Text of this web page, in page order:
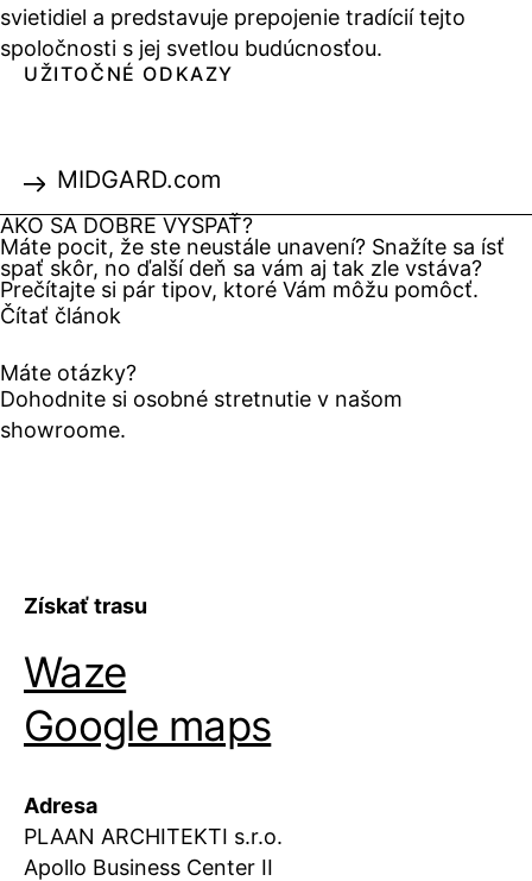
svietidiel a predstavuje prepojenie tradícií tejto
spoločnosti s jej svetlou budúcnosťou.
UŽITOČNÉ ODKAZY
MIDGARD.com
AKO SA DOBRE VYSPAŤ?
Máte pocit, že ste neustále unavení? Snažíte sa ísť
spať skôr, no ďalší deň sa vám aj tak zle vstáva?
Prečítajte si pár tipov, ktoré Vám môžu pomôcť.
Čítať článok
Máte otázky?
Dohodnite si osobné stretnutie v našom
showroome.
Získať trasu
Waze
Google maps
Adresa
PLAAN ARCHITEKTI s.r.o.
Apollo Business Center II